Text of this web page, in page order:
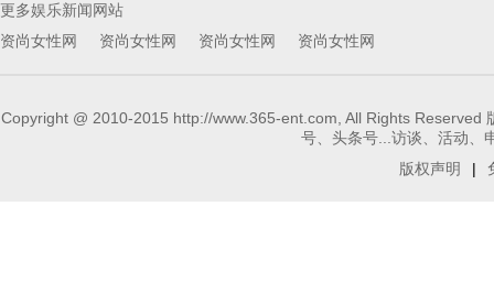
更多娱乐新闻网站
资尚女性网
资尚女性网 资尚女性网 资尚女性网
Copyright @ 2010-2015 http://www.365-ent.com, All Rights
号、头条号...访谈、活动、
版权声明
|